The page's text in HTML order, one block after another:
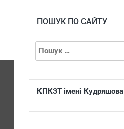
ПОШУК ПО САЙТУ
КПКЗТ імені Кудряшова